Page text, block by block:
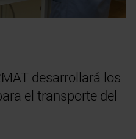
desarrollará los
el transporte del